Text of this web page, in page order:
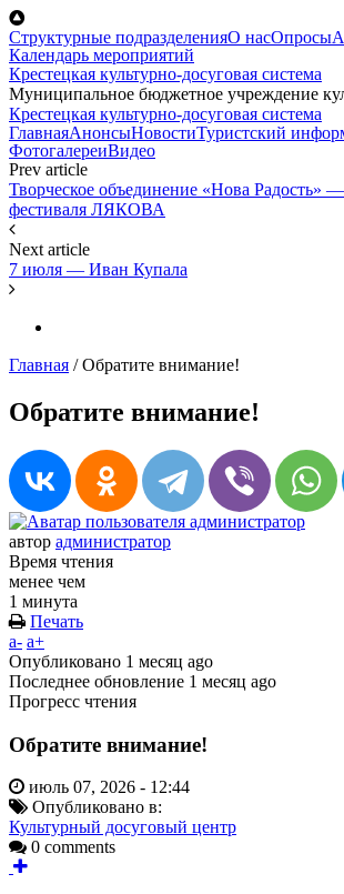
Перейти к основному содержанию
Структурные подразделенияО насОпросы
Календарь мероприятий
Крестецкая культурно-досуговая система
Муниципальное бюджетное учреждение
Крестецкая культурно-досуговая система
ГлавнаяАнонсыНовостиТуристский
ФотогалереиВидео
Prev article
Творческое объединение «Нова Радость»
фестиваля ЛЯКОВА
Next article
7 июля — Иван Купала
Главная /Обратите внимание!
Обратите внимание!
автор администратор
Время чтения
менее чем
1 минута
Печать
a- a+
Опубликовано 1 месяц ago
Последнее обновление 1 месяц ago
Прогресс чтения
Обратите внимание!
июль 07, 2026 - 12:44
Опубликовано в:
Культурный досуговый центр
0 comments